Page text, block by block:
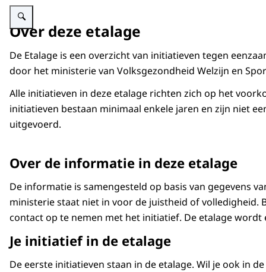
Vergroot afbeelding Icoon Etalage maatschappelijk initiatief
Over deze etalage
De Etalage is een overzicht van initiatieven tegen
door het ministerie van Volksgezondheid Welzijn en
Alle initiatieven in deze etalage richten zich op het
initiatieven bestaan minimaal enkele jaren en zijn niet
uitgevoerd.
Over de informatie in deze etalage
De informatie is samengesteld op basis van gegevens
ministerie staat niet in voor de juistheid of volledigheid.
contact op te nemen met het initiatief. De etalage
Je initiatief in de etalage
De eerste initiatieven staan in de etalage. Wil je ook in